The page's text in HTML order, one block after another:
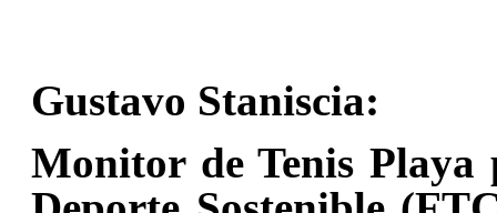
Gustavo Staniscia:
Monitor de Tenis Playa